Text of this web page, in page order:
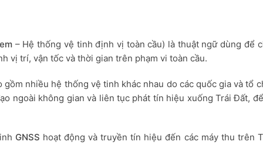
– Hệ thống vệ tinh định vị toàn cầu) là thuật ngữ dùng để
vị trí, vận tốc và thời gian trên phạm vi toàn cầu.
nhiều hệ thống vệ tinh khác nhau do các quốc gia và tổ
ngoài không gian và liên tục phát tín hiệu xuống Trái Đất,
GNSS hoạt động và truyền tín hiệu đến các máy thu trên